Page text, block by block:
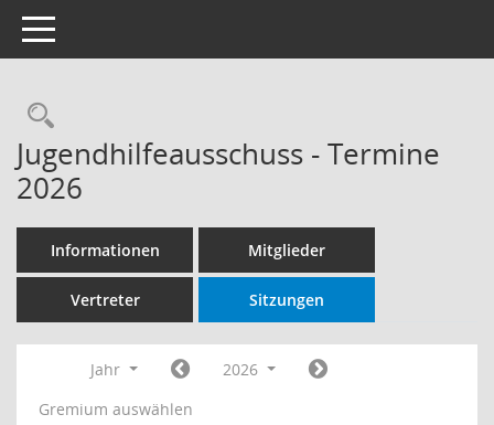
Toggle navigation
Rechercheauswahl
Jugendhilfeausschuss - Termine
2026
Informationen Mitglieder
Vertreter Sitzungen
Jahr
2026
Gremium auswählen